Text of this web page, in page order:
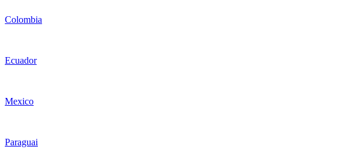
Colombia
Ecuador
Mexico
Paraguai